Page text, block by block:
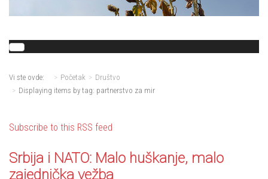
Vi ste ovde: Početak
Društvo
Displaying items by tag: partnerstvo za mir
Subscribe to this RSS feed
Srbija i NATO: Malo huškanje, malo
zajednička vežba